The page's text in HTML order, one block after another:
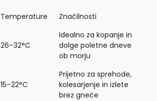
Temperature Značilnosti
26–32°C
Idealno za kopanje in
dolge poletne dneve
ob morju
15–22°C
Prijetno za sprehode,
kolesarjenje in izlete
brez gneče